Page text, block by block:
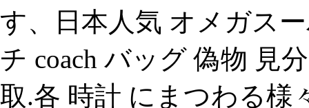
す、日本人気 オメガス
チ coach バッグ 偽物 見
取.各 時計 にまつわる様